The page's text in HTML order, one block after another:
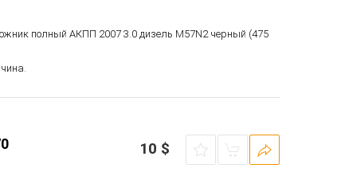
полный АКПП 2007 3.0 дизель M57N2 черный (475
10 $